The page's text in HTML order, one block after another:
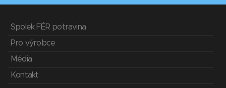
Spolek FÉR potravina
Pro výrobce
Média
Kontakt